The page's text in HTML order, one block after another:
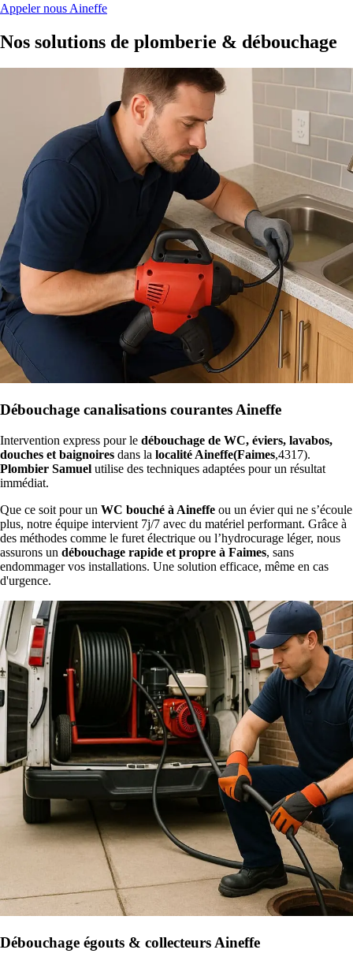
Appeler nous Aineffe
Nos solutions de plomberie & débouchage
Débouchage canalisations courantes Aineffe
Intervention express pour le débouchage de WC, éviers, lavabos,
douches et baignoires dans la localité Aineffe(Faimes,4317).
Plombier Samuel utilise des techniques adaptées pour un résultat
immédiat.
Que ce soit pour un WC bouché à Aineffe ou un évier qui ne s’écoule
plus, notre équipe intervient 7j/7 avec du matériel performant. Grâce à
des méthodes comme le furet électrique ou l’hydrocurage léger, nous
assurons un débouchage rapide et propre à Faimes, sans
endommager vos installations. Une solution efficace, même en cas
d'urgence.
Débouchage égouts & collecteurs Aineffe